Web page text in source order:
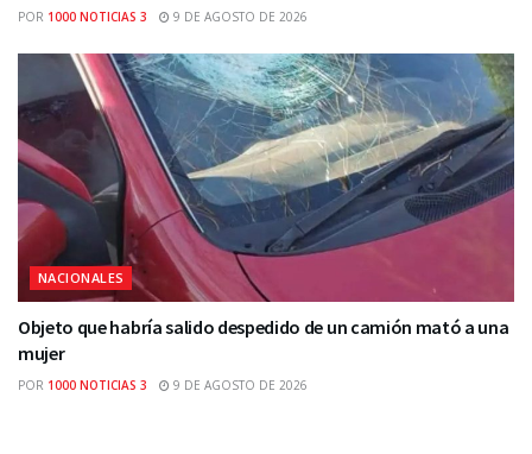
POR 1000 NOTICIAS 3 9 DE AGOSTO DE 2026
NACIONALES
Objeto que habría salido despedido de un camión mató a una
mujer
POR 1000 NOTICIAS 3 9 DE AGOSTO DE 2026